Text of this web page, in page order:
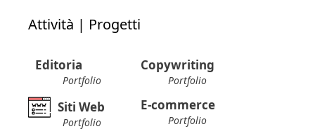
Attività | Progetti
Editoria
Portfolio
Copywriting
Portfolio
Siti Web
Portfolio
E-commerce
Portfolio